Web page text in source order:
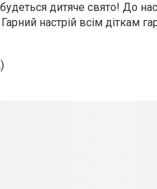
дитяче свято! До
настрій всім діткам